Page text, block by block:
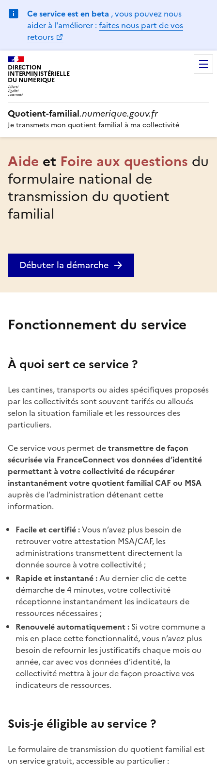
Ce service est en beta , vous pouvez nous
aider à l'améliorer : faites nous part de vos
retours
DIRECTION
INTERMINISTÉRIELLE
DU NUMÉRIQUE
Quotient-familial.numerique.gouv.fr
Je transmets mon quotient familial à ma collectivité
Aide et Foire aux questions du
formulaire national de
transmission du quotient
familial
Débuter la démarche
Fonctionnement du service
À quoi sert ce service ?
Les cantines, transports ou aides spécifiques proposés
par les collectivités sont souvent tarifés ou alloués
selon la situation familiale et les ressources des
particuliers.
Ce service vous permet detransmettre de façon
sécurisée via FranceConnect vos données d’identité
permettant à votre collectivité de récupérer
instantanément votre quotient familial CAF ou MSA
auprès de l’administration détenant cette
information.
Facile et certifié :Vous n’avez plus besoin de
retrouver votre attestation MSA/CAF, les
administrations transmettent directement la
donnée source à votre collectivité ;
Rapide et instantané :Au dernier clic de cette
démarche de 4 minutes, votre collectivité
réceptionne instantanément les indicateurs de
ressources nécessaires ;
Renouvelé automatiquement : Si votre commune a
mis en place cette fonctionnalité, vous n’avez plus
besoin de refournir les justificatifs chaque mois ou
année, car avec vos données d’identité, la
collectivité mettra à jour de façon proactive vos
indicateurs de ressources.
Suis-je éligible au service ?
Le formulaire de transmission du quotient familial est
un service gratuit, accessible au particulier :